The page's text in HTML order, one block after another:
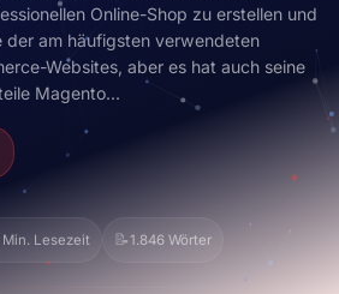
Online-Shop zu erstellen und
der am häufigsten verwendeten
Websites, aber es hat auch seine
Magento...
Min. Lesezeit 📝1.846 Wörter